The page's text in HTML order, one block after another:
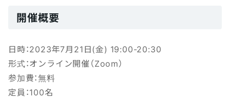
開催概要
日時：2023年7月21日(金) 19:00-20:30
形式：オンライン開催（Zoom）
参加費：無料
定員：100名